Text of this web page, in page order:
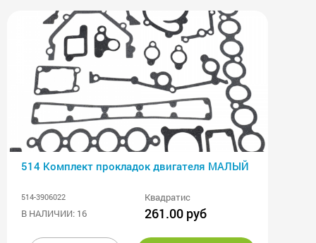
514 Комплект прокладок двигателя МАЛЫЙ
514-3906022
Квадратис
В НАЛИЧИИ: 16
261.00 руб